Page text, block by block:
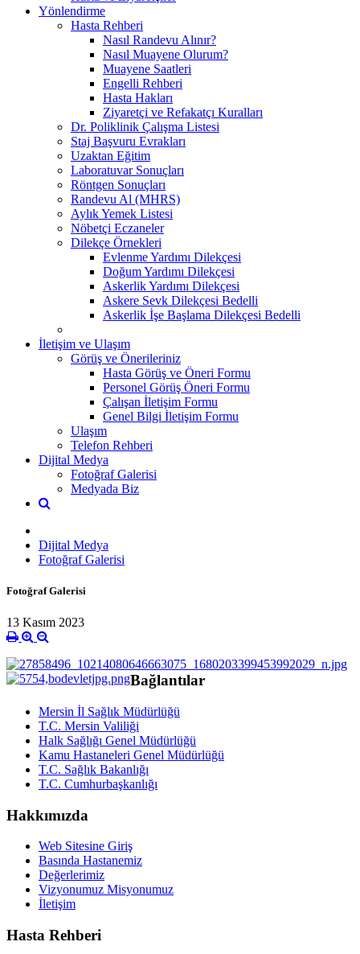
Yönlendirme
Hasta Rehberi
Nasıl Randevu Alınır?
Nasıl Muayene Olurum?
Muayene Saatleri
Engelli Rehberi
Hasta Hakları
Ziyaretçi ve Refakatçı Kuralları
Dr. Poliklinik Çalışma Listesi
Staj Başvuru Evrakları
Uzaktan Eğitim
Laboratuvar Sonuçları
Röntgen Sonuçları
Randevu Al (MHRS)
Aylık Yemek Listesi
Nöbetçi Eczaneler
Dilekçe Örnekleri
Evlenme Yardımı Dilekçesi
Doğum Yardımı Dilekçesi
Askerlik Yardımı Dilekçesi
Askere Sevk Dilekçesi Bedelli
Askerlik İşe Başlama Dilekçesi Bedelli
İletişim ve Ulaşım
Görüş ve Önerileriniz
Hasta Görüş ve Öneri Formu
Personel Görüş Öneri Formu
Çalışan İletişim Formu
Genel Bilgi İletişim Formu
Ulaşım
Telefon Rehberi
Dijital Medya
Fotoğraf Galerisi
Medyada Biz
Dijital Medya
Fotoğraf Galerisi
Fotoğraf Galerisi
13 Kasım 2023
Bağlantılar
Mersin İl Sağlık Müdürlüğü
T.C. Mersin Valiliği
Halk Sağlığı Genel Müdürlüğü
Kamu Hastaneleri Genel Müdürlüğü
T.C. Sağlık Bakanlığı
T.C. Cumhurbaşkanlığı
Hakkımızda
Web Sitesine Giriş
Basında Hastanemiz
Değerlerimiz
Vizyonumuz Misyonumuz
İletişim
Hasta Rehberi